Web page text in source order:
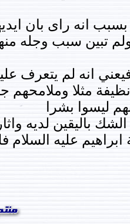
بسبب انه راى بان
تبين سبب وجله
فيعني انه لم يتعرف
مثلا وملامحهم
ليسوا بشرا
باليقين لديه
عليه السلام